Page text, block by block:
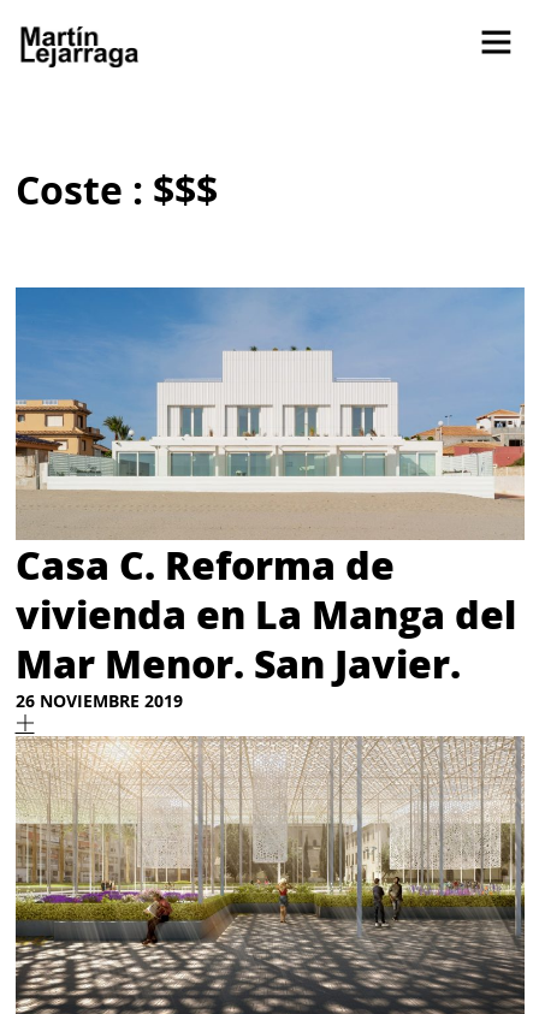
Coste : $$$
Casa C. Reforma de
vivienda en La Manga del
Mar Menor. San Javier.
26 NOVIEMBRE 2019